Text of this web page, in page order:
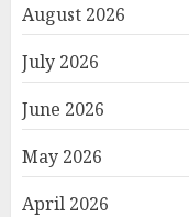
August 2026
July 2026
June 2026
May 2026
April 2026